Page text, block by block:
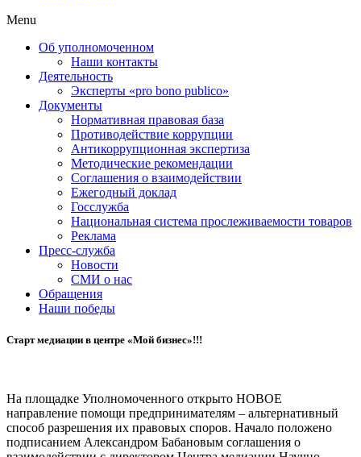
Menu
Об уполномоченном
Наши контакты
Деятельность
Эксперты «pro bono publico»
Документы
Нормативная правовая база
Противодействие коррупции
Антикоррупционная экспертиза
Методические рекомендации
Соглашения о взаимодействии
Ежегодный доклад
Госслужба
Национальная система прослеживаемости товаров
Реклама
Пресс-служба
Новости
СМИ о нас
Обращения
Наши победы
Старт медиации в центре «Мой бизнес»!!!
На площадке Уполномоченного открыто НОВОЕ
направление помощи предпринимателям – альтернативный
способ разрешения их правовых споров. Начало положено
подписанием Александром Бабановым соглашения о